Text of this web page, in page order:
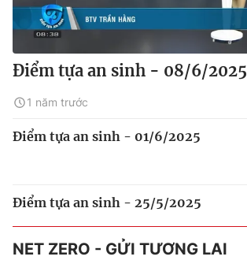
Điểm tựa an sinh - 08/6/2025
1 năm trước
Điểm tựa an sinh - 01/6/2025
Điểm tựa an sinh - 25/5/2025
NET ZERO - GỬI TƯƠNG LAI